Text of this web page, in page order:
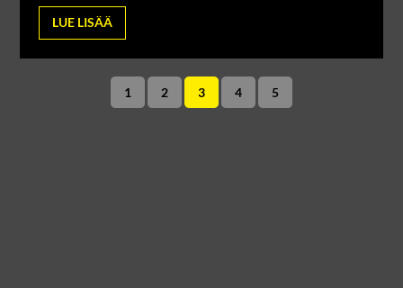
LUE LISÄÄ
1 2 3 4 5